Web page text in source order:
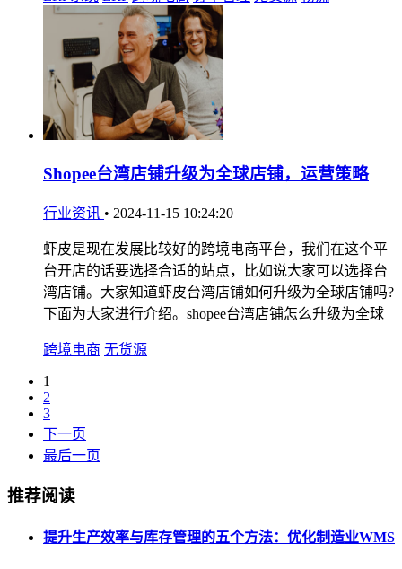
Shopee台湾店铺升级为全球店铺，运营策略
行业资讯 • 2024-11-15 10:24:20
虾皮是现在发展比较好的跨境电商平台，我们在这个平
台开店的话要选择合适的站点，比如说大家可以选择台
湾店铺。大家知道虾皮台湾店铺如何升级为全球店铺吗?
下面为大家进行介绍。shopee台湾店铺怎么升级为全球
跨境电商 无货源
1
2
3
下一页
最后一页
推荐阅读
提升生产效率与库存管理的五个方法：优化制造业WMS